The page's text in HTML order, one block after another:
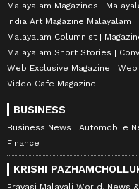
Malayalam Magazines
India Art Magazine Malayalam
Malayalam Columnist
Malayalam Short Stories
Web Exclusive Magazine
Web
Video Cafe Magazine
BUSINESS
Business News Automobile
Finance
KRISHI
Pravasi Malayali World, News